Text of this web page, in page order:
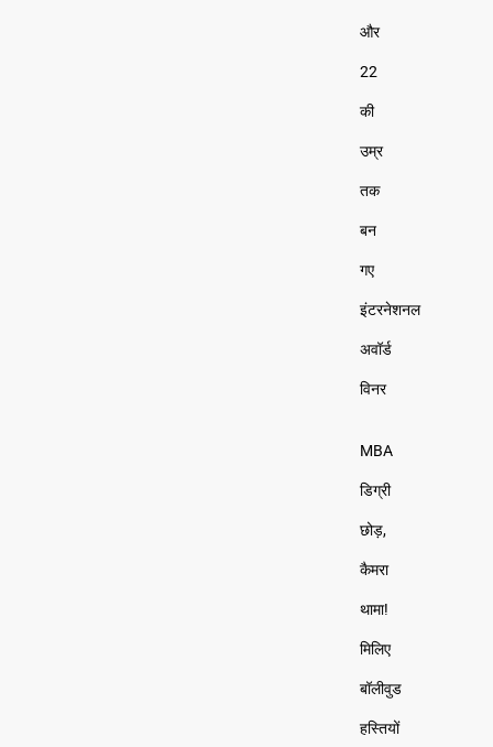
और
22
की
उम्र
तक
बन
गए
इंटरनेशनल
अवॉर्ड
विनर
MBA
डिग्री
छोड़,
कैमरा
थामा!
मिलिए
बॉलीवुड
हस्तियों